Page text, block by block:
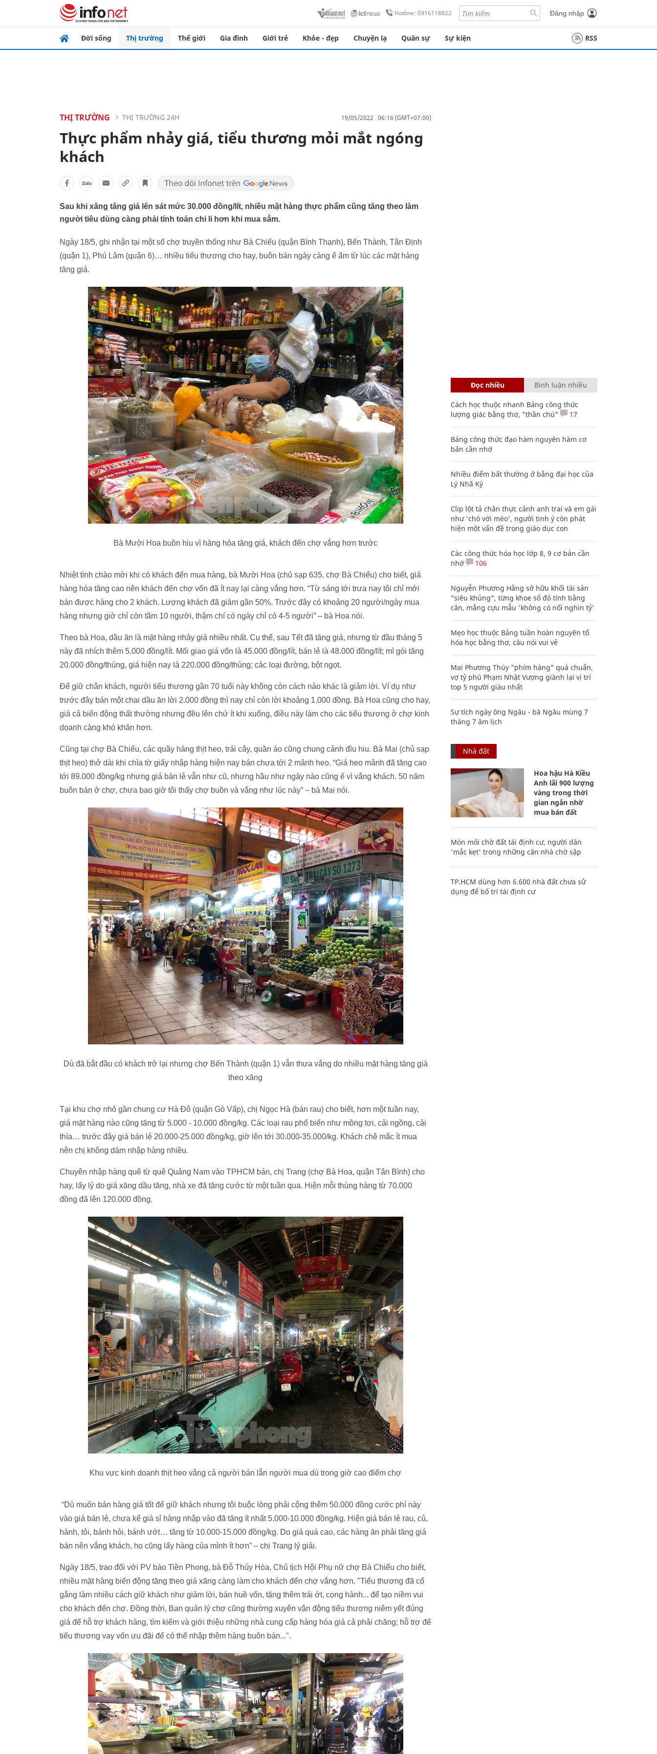
Hotline: 0916118822 Đăng nhập
Đời sống Thị trường Thế giới Gia đình Giới trẻ Khỏe - đẹp Chuyện lạ Quân sự Sự kiện RSS
THỊ TRƯỜNG THỊ TRƯỜNG 24H 19/05/2022 06:16 (GMT+07:00)
Thực phẩm nhảy giá, tiểu thương mỏi mắt ngóng
khách
Sau khi xăng tăng giá lên sát mức 30.000 đồng/lít, nhiều mặt hàng thực phẩm cũng tăng theo làm
người tiêu dùng càng phải tính toán chi li hơn khi mua sắm.
Ngày 18/5, ghi nhận tại một số chợ truyền thống như Bà Chiểu (quận Bình Thạnh), Bến Thành, Tân Định
(quận 1), Phú Lâm (quận 6)… nhiều tiểu thương cho hay, buôn bán ngày càng ế ẩm từ lúc các mặt hàng
tăng giá.
Bà Mười Hoa buồn hiu vì hàng hóa tăng giá, khách đến chợ vắng hơn trước
Nhiệt tình chào mời khi có khách đến mua hàng, bà Mười Hoa (chủ sạp 635, chợ Bà Chiểu) cho biết, giá
hàng hóa tăng cao nên khách đến chợ vốn đã ít nay lại càng vắng hơn. “Từ sáng tới trưa nay tôi chỉ mới
bán được hàng cho 2 khách. Lượng khách đã giảm gần 50%. Trước đây có khoảng 20 người/ngày mua
hàng nhưng giờ chỉ còn tầm 10 người, thậm chí có ngày chỉ có 4-5 người” – bà Hoa nói.
Theo bà Hoa, dầu ăn là mặt hàng nhảy giá nhiều nhất. Cụ thể, sau Tết đã tăng giá, nhưng từ đầu tháng 5
này đã nhích thêm 5.000 đồng/lít. Mối giao giá vốn là 45.000 đồng/lít, bán lẻ là 48.000 đồng/lít; mì gói tăng
20.000 đồng/thùng, giá hiện nay là 220.000 đồng/thùng; các loại đường, bột ngọt.
Để giữ chân khách, người tiểu thương gần 70 tuổi này không còn cách nào khác là giảm lời. Ví dụ như
trước đây bán một chai dầu ăn lời 2.000 đồng thì nay chỉ còn lời khoảng 1.000 đồng. Bà Hoa cũng cho hay,
giá cả biến động thất thường nhưng đều lên chứ ít khi xuống, điều này làm cho các tiểu thương ở chợ kinh
doanh càng khó khăn hơn.
Cũng tại chợ Bà Chiểu, các quầy hàng thịt heo, trái cây, quần áo cũng chung cảnh đìu hiu. Bà Mai (chủ sạp
thịt heo) thở dài khi chìa tờ giấy nhập hàng hiện nay bán chưa tới 2 mảnh heo. “Giá heo mảnh đã tăng cao
tới 89.000 đồng/kg nhưng giá bán lẻ vẫn như cũ, nhưng hầu như ngày nào cũng ế vì vắng khách. 50 năm
buôn bán ở chợ, chưa bao giờ tôi thấy chợ buồn và vắng như lúc này” – bà Mai nói.
Dù đã bắt đầu có khách trở lại nhưng chợ Bến Thành (quận 1) vẫn thưa vắng do nhiều mặt hàng tăng giá
theo xăng
Tại khu chợ nhỏ gần chung cư Hà Đô (quận Gò Vấp), chị Ngọc Hà (bán rau) cho biết, hơn một tuần nay,
giá mặt hàng nào cũng tăng từ 5.000 - 10.000 đồng/kg. Các loại rau phổ biến như mồng tơi, cải ngồng, cải
thìa… trước đây giá bán lẻ 20.000-25.000 đồng/kg, giờ lên tới 30.000-35.000/kg. Khách chê mắc ít mua
nên chị không dám nhập hàng nhiều.
Chuyên nhập hàng quê từ quê Quảng Nam vào TPHCM bán, chị Trang (chợ Bà Hoa, quận Tân Bình) cho
hay, lấy lý do giá xăng dầu tăng, nhà xe đã tăng cước từ một tuần qua. Hiện mỗi thùng hàng từ 70.000
đồng đã lên 120.000 đồng.
Khu vực kinh doanh thịt heo vắng cả người bán lẫn người mua dù trong giờ cao điểm chợ
“Dù muốn bán hàng giá tốt để giữ khách nhưng tôi buộc lòng phải cộng thêm 50.000 đồng cước phí này
vào giá bán lẻ, chưa kể giá sỉ hàng nhập vào đã tăng ít nhất 5.000-10.000 đồng/kg. Hiện giá bán lẻ rau, củ,
hành, tỏi, bánh hỏi, bánh ướt… tăng từ 10.000-15.000 đồng/kg. Do giá quá cao, các hàng ăn phải tăng giá
bán nên vắng khách, họ cũng lấy hàng của mình ít hơn” – chị Trang lý giải.
Ngày 18/5, trao đổi với PV báo Tiền Phong, bà Đỗ Thúy Hòa, Chủ tịch Hội Phụ nữ chợ Bà Chiểu cho biết,
nhiều mặt hàng biến động tăng theo giá xăng càng làm cho khách đến chợ vắng hơn. "Tiểu thương đã cố
gắng làm nhiều cách giữ khách như giảm lời, bán huề vốn, tặng thêm trái ớt, cọng hành... để tạo niềm vui
cho khách đến chợ. Đồng thời, Ban quản lý chợ cũng thường xuyên vận động tiểu thương niêm yết đúng
giá để hỗ trợ khách hàng, tìm kiếm và giới thiệu những nhà cung cấp hàng hóa giá cả phải chăng; hỗ trợ để
tiểu thương vay vốn ưu đãi để có thể nhập thêm hàng buôn bán...".
Đọc nhiều Bình luận nhiều
Cách học thuộc nhanh Bảng công thức
lượng giác bằng thơ, "thần chú"
17
Bảng công thức đạo hàm nguyên hàm cơ
bản cần nhớ
Nhiều điểm bất thường ở bằng đại học của
Lý Nhã Kỳ
Clip lột tả chân thực cảnh anh trai và em gái
như 'chó với mèo', người tinh ý còn phát
hiện một vấn đề trong giáo dục con
Các công thức hóa học lớp 8, 9 cơ bản cần
nhớ
106
Nguyễn Phương Hằng sở hữu khối tài sản
"siêu khủng", từng khoe sổ đỏ tính bằng
cân, mắng cựu mẫu 'không có nổi nghìn tỷ'
Mẹo học thuộc Bảng tuần hoàn nguyên tố
hóa học bằng thơ, câu nói vui vẻ
Mai Phương Thúy "phím hàng" quá chuẩn,
vợ tỷ phú Phạm Nhật Vượng giành lại vị trí
top 5 người giàu nhất
Sự tích ngày ông Ngâu - bà Ngâu mùng 7
tháng 7 âm lịch
Nhà đất
Hoa hậu Hà Kiều
Anh lãi 900 lượng
vàng trong thời
gian ngắn nhờ
mua bán đất
Mòn mỏi chờ đất tái định cư, người dân
'mắc kẹt' trong những căn nhà chờ sập
TP.HCM dùng hơn 6.600 nhà đất chưa sử
dụng để bố trí tái định cư